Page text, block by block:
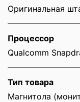
Оригинальная
Процессор
Qualcomm
Тип товара
Магнитола